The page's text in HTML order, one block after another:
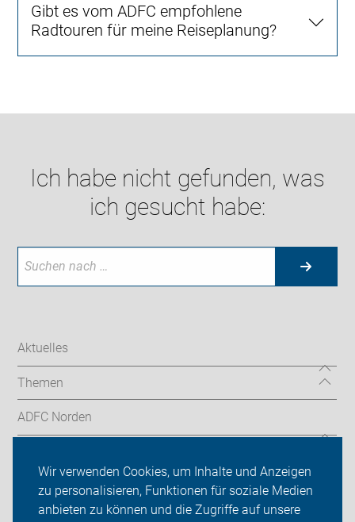
Wir verwenden Cookies, um Inhalte und Anzeigen
zu personalisieren, Funktionen für soziale Medien
anbieten zu können und die Zugriffe auf unsere
Gibt es vom ADFC empfohlene
Radtouren für meine Reiseplanung?
Ich habe nicht gefunden, was
ich gesucht habe:
Aktuelles
Themen
ADFC Norden
Presse